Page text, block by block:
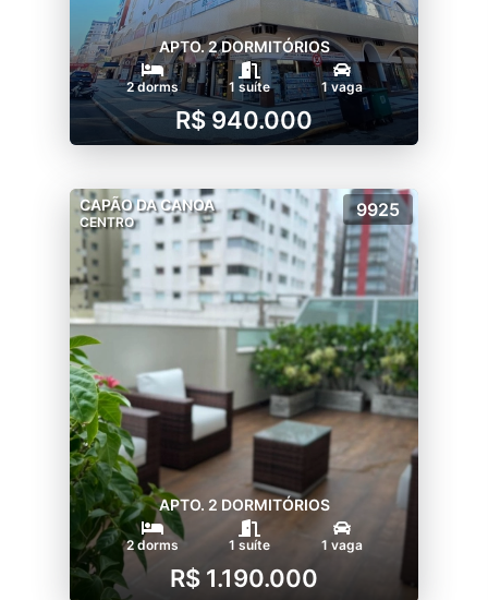
APTO. 2 DORMITÓRIOS
2 dorms 1 suíte 1 vaga
R$ 940.000
CAPÃO DA CANOA
CENTRO
9925
APTO. 2 DORMITÓRIOS
2 dorms 1 suíte 1 vaga
R$ 1.190.000